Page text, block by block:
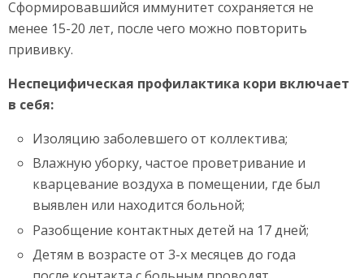
Сформировавшийся иммунитет сохраняется не
менее 15-20 лет, после чего можно повторить
прививку.
Неспецифическая профилактика кори включает
в себя:
Изоляцию заболевшего от коллектива;
Влажную уборку, частое проветривание и
кварцевание воздуха в помещении, где был
выявлен или находится больной;
Разобщение контактных детей на 17 дней;
Детям в возрасте от 3-х месяцев до года